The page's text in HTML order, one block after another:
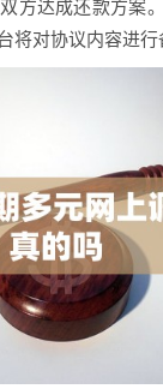
方达成还款方案
将对协议内容进行